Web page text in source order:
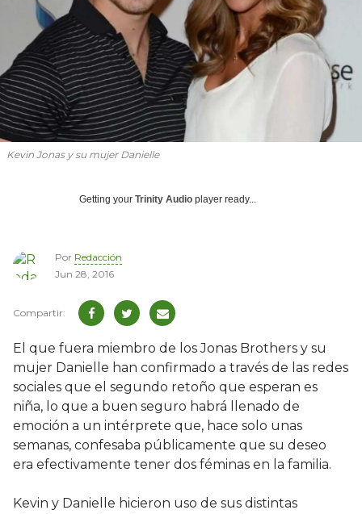
Kevin Jonas y su mujer Danielle
Getting your Trinity Audio player ready...
Por Redacción
Jun 28, 2016
El que fuera miembro de los Jonas Brothers y su
mujer Danielle han confirmado a través de las redes
sociales que el segundo retoño que esperan es
niña, lo que a buen seguro habrá llenado de
emoción a un intérprete que, hace solo unas
semanas, confesaba públicamente que su deseo
era efectivamente tener dos féminas en la familia.
Kevin y Danielle hicieron uso de sus distintas